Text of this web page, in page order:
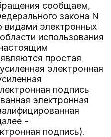
сообщаем,
закона N
видами электронных
использования
простая
электронная
подпись
электронная
-
подпись).